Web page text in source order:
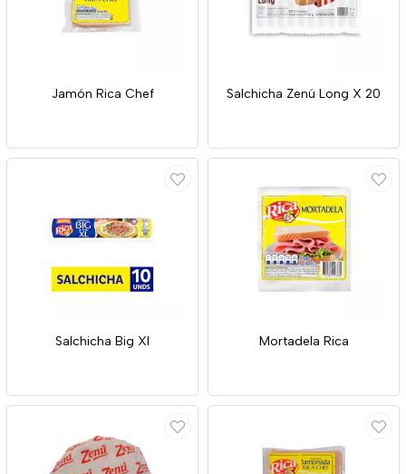
Jamón Rica Chef Salchicha Zenú Long X 20
Salchicha Big Xl Mortadela Rica